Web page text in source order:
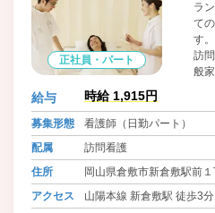
正社員・パート
ラ
て
す
訪
般
く
呼
も
ど
給与 時給 1,915円
募集形態
看護師（日勤パート）
配属
訪問看護
住所
岡山県倉敷市新倉敷駅前
アクセス
山陽本線 新倉敷駅 徒歩3分